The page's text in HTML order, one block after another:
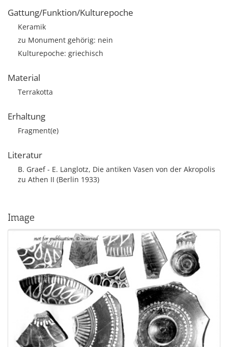
Gattung/Funktion/Kulturepoche
Keramik
zu Monument gehörig: nein
Kulturepoche: griechisch
Material
Terrakotta
Erhaltung
Fragment(e)
Literatur
B. Graef - E. Langlotz, Die antiken Vasen von der Akropolis
zu Athen II (Berlin 1933)
Image